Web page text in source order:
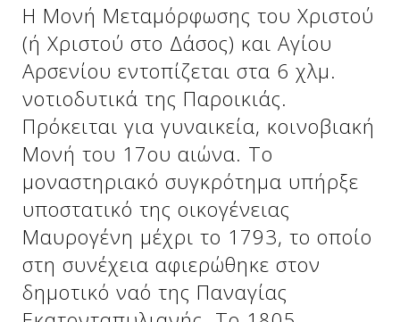
Δείτε μας:
Δείτε μας:
Δείτε μας:
Δείτε μας:
Δείτε μας:
Δείτε μας:
Δείτε μας:
Η Μονή Μεταμόρφωσης του Χριστού
(ή Χριστού στο Δάσος) και Αγίου
Αρσενίου εντοπίζεται στα 6 χλμ.
νοτιοδυτικά της Παροικιάς.
Πρόκειται για γυναικεία, κοινοβιακή
Μονή του 17ου αιώνα. Το
μοναστηριακό συγκρότημα υπήρξε
υποστατικό της οικογένειας
Μαυρογένη μέχρι το 1793, το οποίο
στη συνέχεια αφιερώθηκε στον
δημοτικό ναό της Παναγίας